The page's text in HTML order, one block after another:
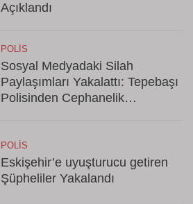
Açıklandı
POLIS
Sosyal Medyadaki Silah
Paylaşımları Yakalattı: Tepebaşı
Polisinden Cephanelik
POLIS
Eskişehir’e uyuşturucu getiren
Şüpheliler Yakalandı